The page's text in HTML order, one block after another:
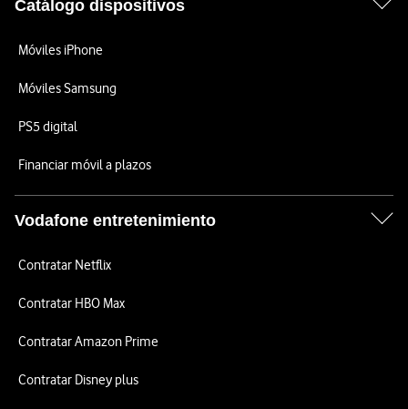
Catálogo dispositivos
Móviles iPhone
Móviles Samsung
PS5 digital
Financiar móvil a plazos
Vodafone entretenimiento
Contratar Netflix
Contratar HBO Max
Contratar Amazon Prime
Contratar Disney plus